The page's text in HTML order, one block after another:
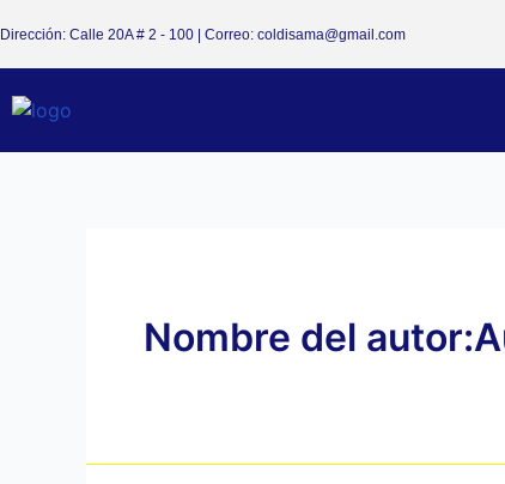
Dirección: Calle 20A # 2 - 100 | Correo: coldisama@gmail.com
Nombre del